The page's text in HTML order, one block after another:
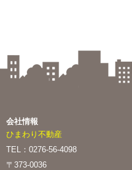
会社情報
ひまわり不動産
TEL：0276-56-4098
〒373-0036